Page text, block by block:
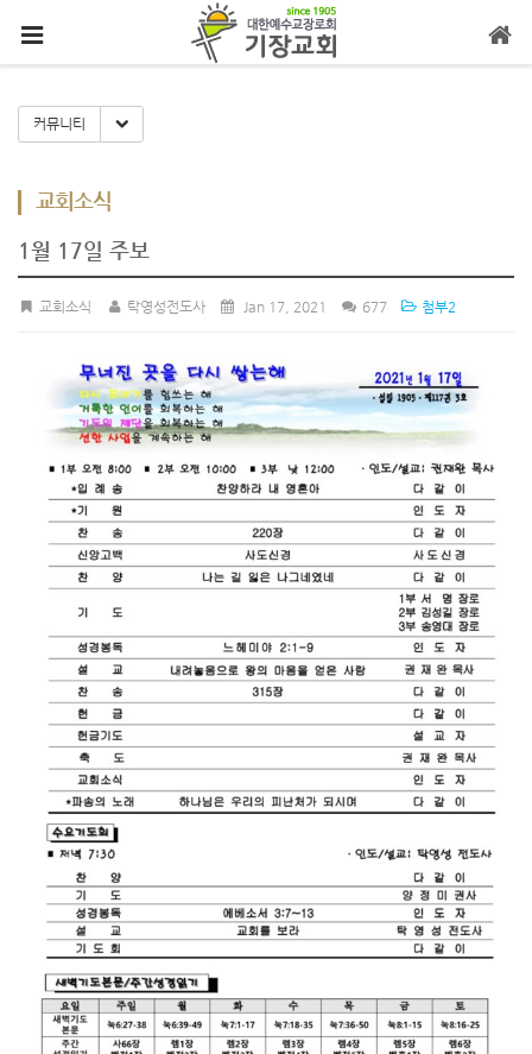
커뮤니티 Toggle Dropdown
교회소식
1월 17일 주보
교회소식 탁영성전도사 Jan 17, 2021 677 첨부2